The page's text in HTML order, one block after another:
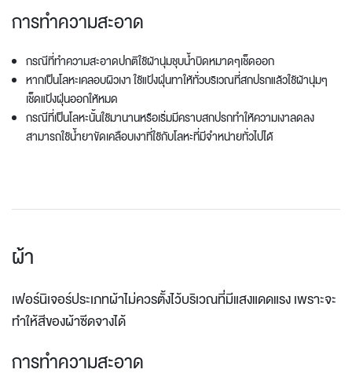
การทำความสะอาด
กรณีที่ทำความสะอาดปกติใช้ผ้านุ่มชุบน้ำบิดหมาดๆเช็ดออก
หากเป็นโลหะเคลอบผิวเงา ใช้แป้งฝุ่นทาให้ทั่วบริเวณที่สกปรกแล้วใช้ผ้านุ่มๆ
เช็ดแป้งฝุ่นออกให้หมด
กรณีที่เป็นโลหะนั้นใช้มานานหรือเริ่มมีคราบสกปรกทำให้ความเงาลดลง
สามารถใช้น้ำยาขัดเคลือบเงาที่ใช้กับโลหะที่มีจำหน่ายทั่วไปได้
ผ้า
เฟอร์นิเจอร์ประเภทผ้าไม่ควรตั้งไว้บริเวณที่มีแสงแดดแรง เพราะจะ
ทำให้สีของผ้าซีดจางได้
การทำความสะอาด